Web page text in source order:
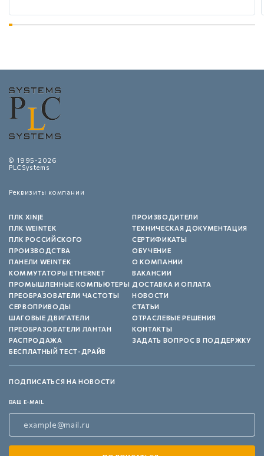
© 1995-2026
PLCSystems
Реквизиты компании
ПЛК XINJE
ПЛК WEINTEK
ПЛК РОССИЙСКОГО
ПРОИЗВОДСТВА
ПАНЕЛИ WEINTEK
КОММУТАТОРЫ ETHERNET
ПРОМЫШЛЕННЫЕ КОМПЬЮТЕРЫ
ПРЕОБРАЗОВАТЕЛИ ЧАСТОТЫ
СЕРВОПРИВОДЫ
ШАГОВЫЕ ДВИГАТЕЛИ
ПРЕОБРАЗОВАТЕЛИ ЛАНТАН
РАСПРОДАЖА
БЕСПЛАТНЫЙ ТЕСТ-ДРАЙВ
ПРОИЗВОДИТЕЛИ
ТЕХНИЧЕСКАЯ ДОКУМЕНТАЦИЯ
СЕРТИФИКАТЫ
ОБУЧЕНИЕ
О КОМПАНИИ
ВАКАНСИИ
ДОСТАВКА И ОПЛАТА
НОВОСТИ
СТАТЬИ
ОТРАСЛЕВЫЕ РЕШЕНИЯ
КОНТАКТЫ
ЗАДАТЬ ВОПРОС В ПОДДЕРЖКУ
ПОДПИСАТЬСЯ НА НОВОСТИ
ВАШ E-MAIL